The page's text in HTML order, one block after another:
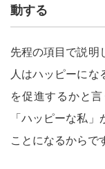
動する
先程の項目で説明
人はハッピーにな
を促進するかと
「ハッピーな私」
ことになるからで